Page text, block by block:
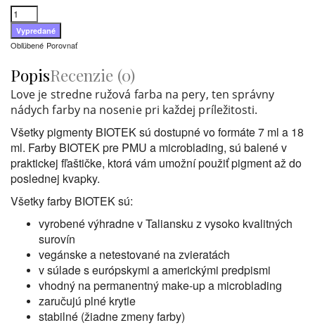
Obľúbené Porovnať
PopisRecenzie (0)
Love je stredne ružová farba na pery, ten správny
nádych farby na nosenie pri každej príležitosti.
Všetky pigmenty BIOTEK sú dostupné vo formáte 7 ml a 18
ml. Farby BIOTEK pre PMU a microblading, sú balené v
praktickej fľaštičke, ktorá vám umožní použiť pigment až do
poslednej kvapky.
Všetky farby BIOTEK sú:
vyrobené výhradne v Taliansku z vysoko kvalitných
surovín
vegánske a netestované na zvieratách
v súlade s európskymi a americkými predpismi
vhodný na permanentný make-up a microblading
zaručujú plné krytie
stabilné (žiadne zmeny farby)